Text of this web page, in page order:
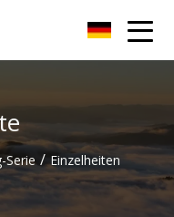
Serie / Einzelheiten